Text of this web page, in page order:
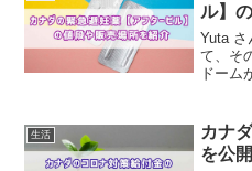
ル】
Yuta
て、そ
ドーム
「カナ
の値段
生活
カナ
を公開